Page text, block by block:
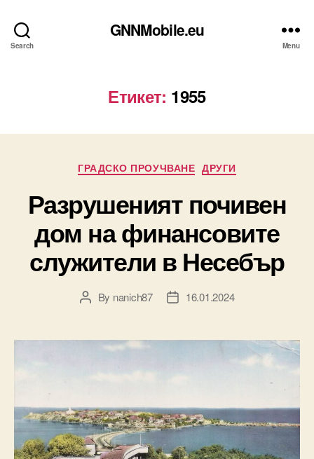
Search
GNNMobile.eu
Menu
Етикет: 1955
Categories
ГРАДСКО ПРОУЧВАНЕ ДРУГИ
Разрушеният почивен
дом на финансовите
служители в Несебър
PostBy nanich87
Post16.01.2024